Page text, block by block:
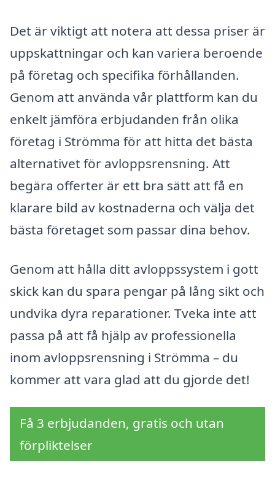
Det är viktigt att notera att dessa priser är
uppskattningar och kan variera beroende
på företag och specifika förhållanden.
Genom att använda vår plattform kan du
enkelt jämföra erbjudanden från olika
företag i Strömma för att hitta det bästa
alternativet för avloppsrensning. Att
begära offerter är ett bra sätt att få en
klarare bild av kostnaderna och välja det
bästa företaget som passar dina behov.
Genom att hålla ditt avloppssystem i gott
skick kan du spara pengar på lång sikt och
undvika dyra reparationer. Tveka inte att
passa på att få hjälp av professionella
inom avloppsrensning i Strömma – du
kommer att vara glad att du gjorde det!
Få 3 erbjudanden, gratis och utan
förpliktelser